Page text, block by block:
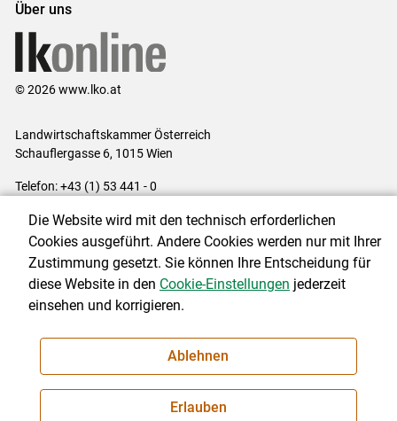
Über uns
© 2026 www.lko.at
Landwirtschaftskammer Österreich
Schauflergasse 6, 1015 Wien
Telefon:+43 (1) 53 441 - 0
Impressum|Kontakt|Login für Berater|Datenschutzerklärung|
Barrierefreiheit
Cookie-Einstellungen
NEWSLETTER
Die Website wird mit den technisch erforderlichen
Cookies ausgeführt. Andere Cookies werden nur mit Ihrer
Zustimmung gesetzt. Sie können Ihre Entscheidung für
diese Website in den Cookie-Einstellungen jederzeit
einsehen und korrigieren.
Ablehnen
Erlauben